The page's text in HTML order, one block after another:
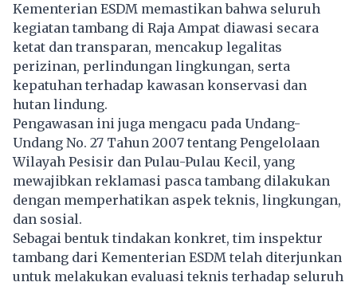
Kementerian ESDM memastikan bahwa seluruh
kegiatan tambang di Raja Ampat diawasi secara
ketat dan transparan, mencakup legalitas
perizinan, perlindungan lingkungan, serta
kepatuhan terhadap kawasan konservasi dan
hutan lindung.
Pengawasan ini juga mengacu pada Undang-
Undang No. 27 Tahun 2007 tentang Pengelolaan
Wilayah Pesisir dan Pulau-Pulau Kecil, yang
mewajibkan reklamasi pasca tambang dilakukan
dengan memperhatikan aspek teknis, lingkungan,
dan sosial.
Sebagai bentuk tindakan konkret, tim inspektur
tambang dari Kementerian ESDM telah diterjunkan
untuk melakukan evaluasi teknis terhadap seluruh